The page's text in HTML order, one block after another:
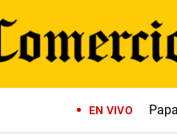
EN VIVO